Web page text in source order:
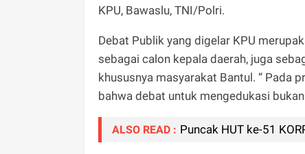
KPU, Bawaslu, TNI/Polri.
Debat Publik yang digelar KPU
sebagai calon kepala daerah, juga
khususnya masyarakat Bantul. “ Pada
bahwa debat untuk mengedukasi
ALSO READ : Puncak HUT ke-51